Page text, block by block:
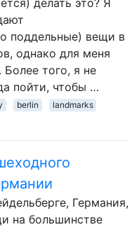
поддельные) вещи в
однако для меня
того, я не
пойти, чтобы …
berlin
landmarks
Германия,
на большинстве